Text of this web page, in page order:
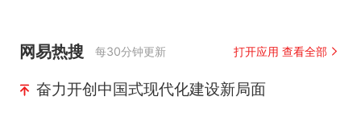
网易热搜 每30分钟更新 打开应用 查看全部
奋力开创中国式现代化建设新局面